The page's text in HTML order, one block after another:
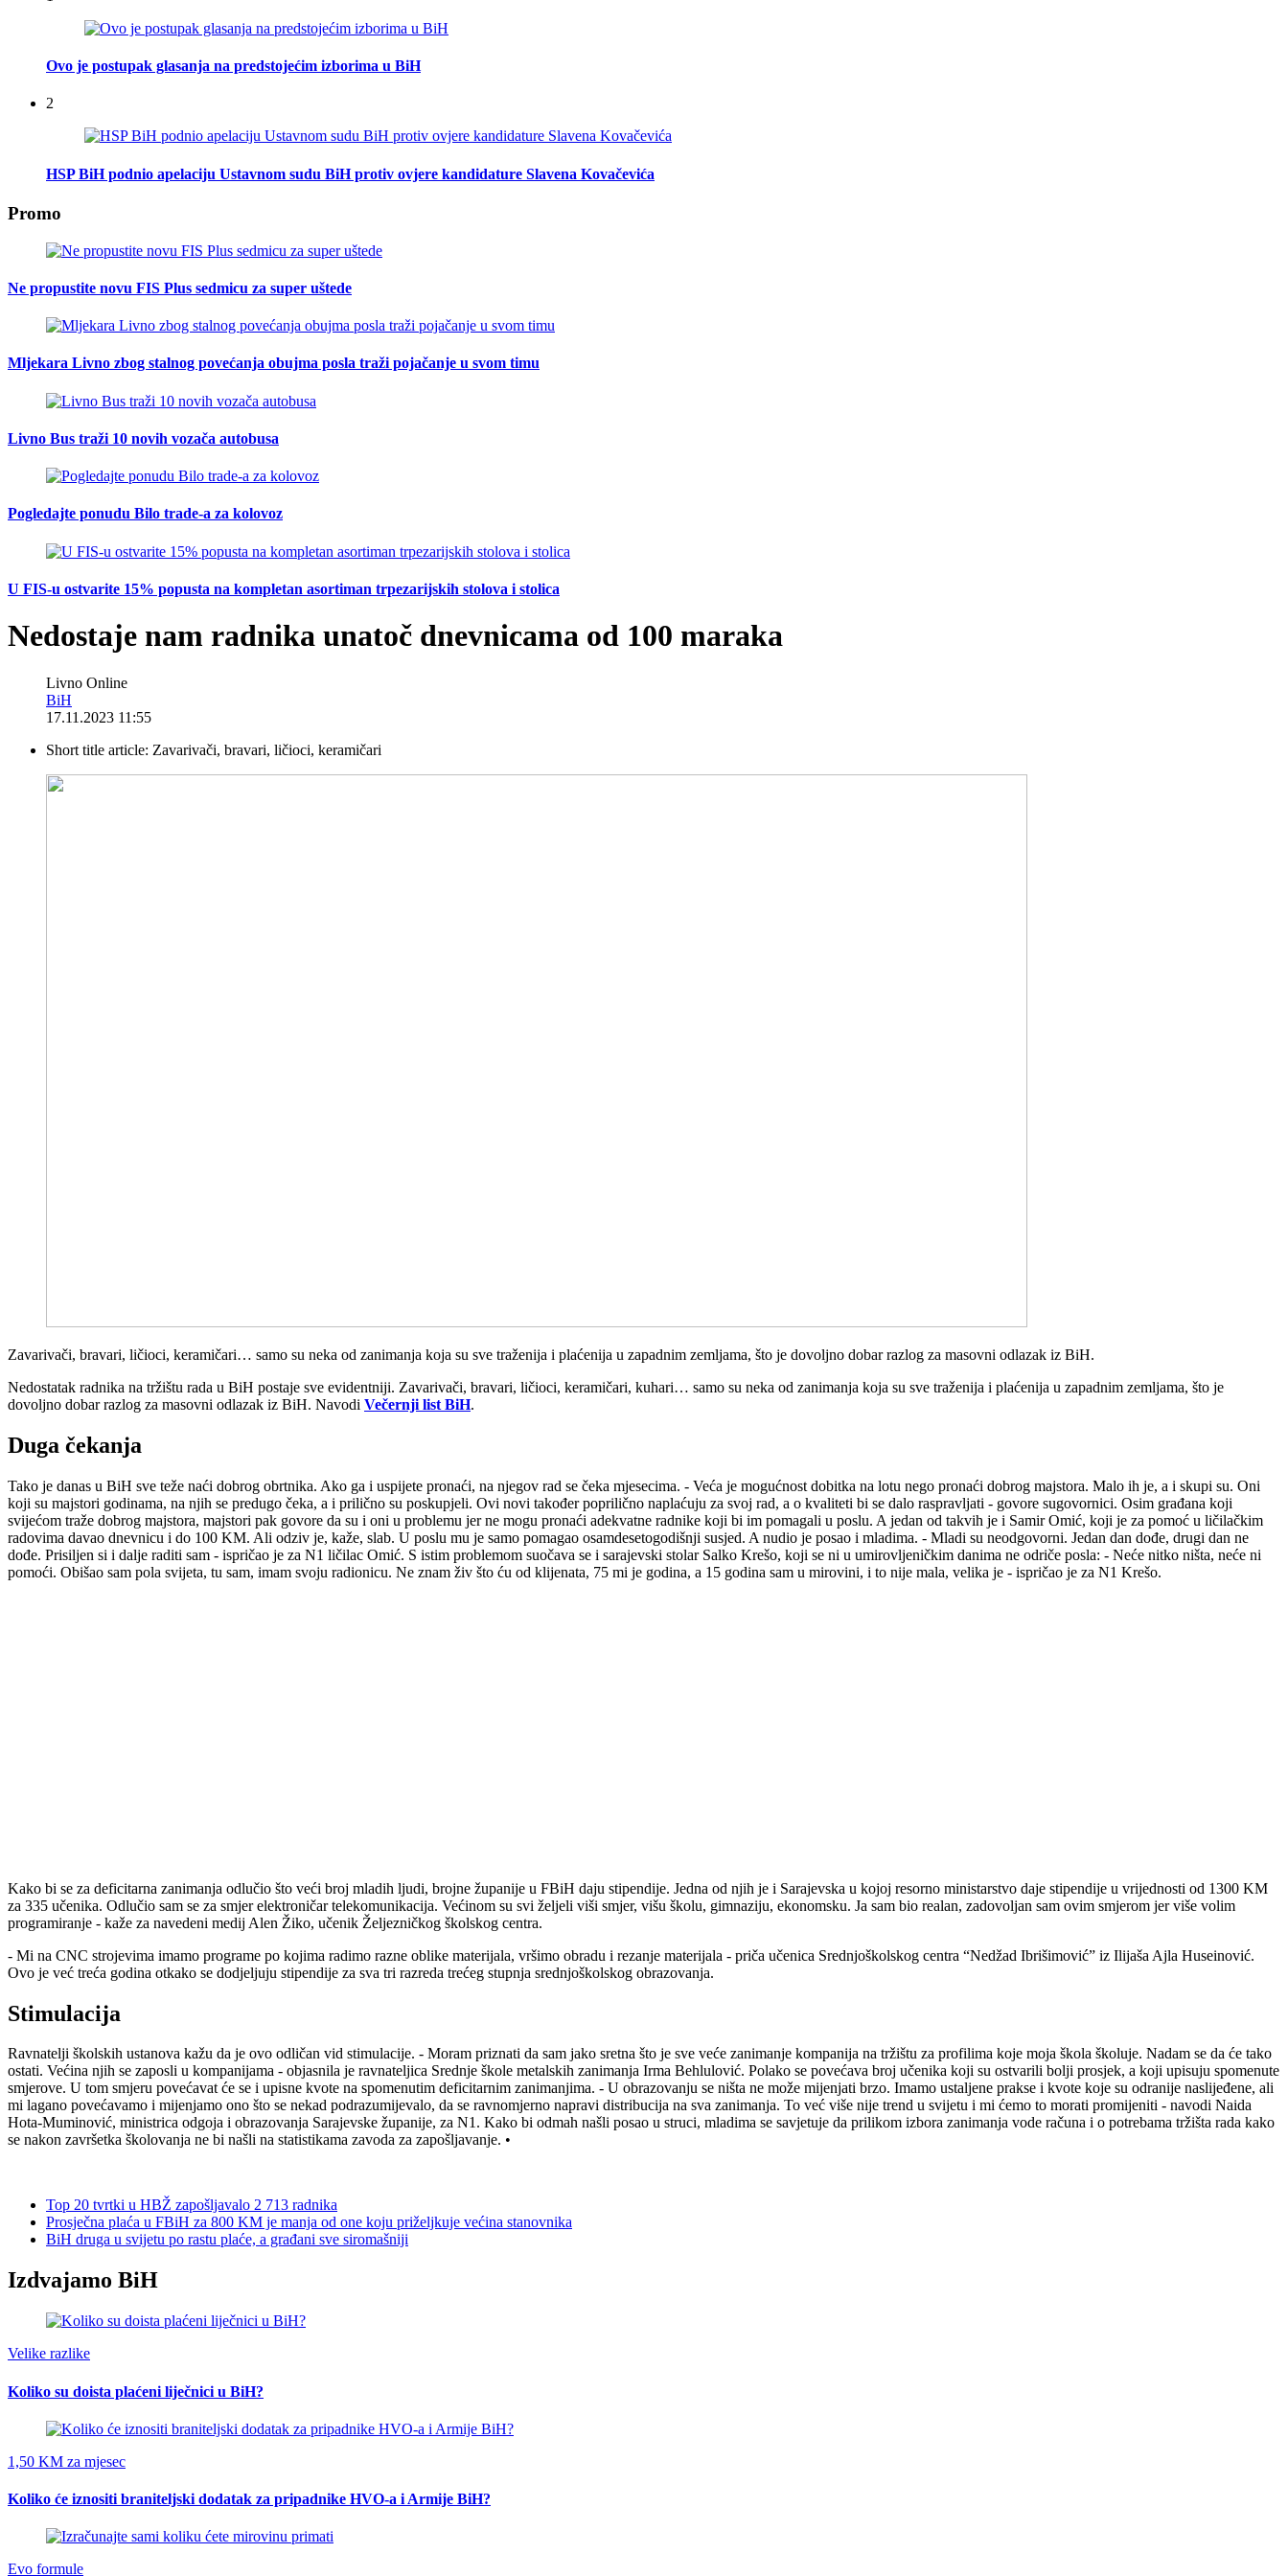
Ovo je postupak glasanja na predstojećim izborima u BiH
2
HSP BiH podnio apelaciju Ustavnom sudu BiH protiv ovjere kandidature Slavena Kovačevića
Promo
Ne propustite novu FIS Plus sedmicu za super uštede
Mljekara Livno zbog stalnog povećanja obujma posla traži pojačanje u svom timu
Livno Bus traži 10 novih vozača autobusa
Pogledajte ponudu Bilo trade-a za kolovoz
U FIS-u ostvarite 15% popusta na kompletan asortiman trpezarijskih stolova i stolica
Nedostaje nam radnika unatoč dnevnicama od 100 maraka
Livno Online
BiH
17.11.2023 11:55
Short title article: Zavarivači, bravari, ličioci, keramičari
Zavarivači, bravari, ličioci, keramičari… samo su neka od zanimanja koja su sve traženija i plaćenija u zapadnim zemljama, što je dovoljno dobar razlog za masovni odlazak iz BiH.
Nedostatak radnika na tržištu rada u BiH postaje sve evidentniji. Zavarivači, bravari, ličioci, keramičari, kuhari… samo su neka od zanimanja koja su sve traženija i plaćenija u zapadnim zemljama, što je
dovoljno dobar razlog za masovni odlazak iz BiH. Navodi Večernji list BiH.
Duga čekanja
Tako je danas u BiH sve teže naći dobrog obrtnika. Ako ga i uspijete pronaći, na njegov rad se čeka mjesecima. - Veća je mogućnost dobitka na lotu nego pronaći dobrog majstora. Malo ih je, a i skupi su. Oni
koji su majstori godinama, na njih se predugo čeka, a i prilično su poskupjeli. Ovi novi također poprilično naplaćuju za svoj rad, a o kvaliteti bi se dalo raspravljati - govore sugovornici. Osim građana koji
svijećom traže dobrog majstora, majstori pak govore da su i oni u problemu jer ne mogu pronaći adekvatne radnike koji bi im pomagali u poslu. A jedan od takvih je i Samir Omić, koji je za pomoć u ličilačkim
radovima davao dnevnicu i do 100 KM. Ali odziv je, kaže, slab. U poslu mu je samo pomagao osamdesetogodišnji susjed. A nudio je posao i mladima. - Mladi su neodgovorni. Jedan dan dođe, drugi dan ne
dođe. Prisiljen si i dalje raditi sam - ispričao je za N1 ličilac Omić. S istim problemom suočava se i sarajevski stolar Salko Krešo, koji se ni u umirovljeničkim danima ne odriče posla: - Neće nitko ništa, neće ni
pomoći. Obišao sam pola svijeta, tu sam, imam svoju radionicu. Ne znam živ što ću od klijenata, 75 mi je godina, a 15 godina sam u mirovini, i to nije mala, velika je - ispričao je za N1 Krešo.
Kako bi se za deficitarna zanimanja odlučio što veći broj mladih ljudi, brojne županije u FBiH daju stipendije. Jedna od njih je i Sarajevska u kojoj resorno ministarstvo daje stipendije u vrijednosti od 1300 KM
za 335 učenika. Odlučio sam se za smjer elektroničar telekomunikacija. Većinom su svi željeli viši smjer, višu školu, gimnaziju, ekonomsku. Ja sam bio realan, zadovoljan sam ovim smjerom jer više volim
programiranje - kaže za navedeni medij Alen Žiko, učenik Željezničkog školskog centra.
- Mi na CNC strojevima imamo programe po kojima radimo razne oblike materijala, vršimo obradu i rezanje materijala - priča učenica Srednjoškolskog centra “Nedžad Ibrišimović” iz Ilijaša Ajla Huseinović.
Ovo je već treća godina otkako se dodjeljuju stipendije za sva tri razreda trećeg stupnja srednjoškolskog obrazovanja.
Stimulacija
Ravnatelji školskih ustanova kažu da je ovo odličan vid stimulacije. - Moram priznati da sam jako sretna što je sve veće zanimanje kompanija na tržištu za profilima koje moja škola školuje. Nadam se da će tako
ostati. Većina njih se zaposli u kompanijama - objasnila je ravnateljica Srednje škole metalskih zanimanja Irma Behlulović. Polako se povećava broj učenika koji su ostvarili bolji prosjek, a koji upisuju spomenute
smjerove. U tom smjeru povećavat će se i upisne kvote na spomenutim deficitarnim zanimanjima. - U obrazovanju se ništa ne može mijenjati brzo. Imamo ustaljene prakse i kvote koje su odranije naslijeđene, ali
mi lagano povećavamo i mijenjamo ono što se nekad podrazumijevalo, da se ravnomjerno napravi distribucija na sva zanimanja. To već više nije trend u svijetu i mi ćemo to morati promijeniti - navodi Naida
Hota-Muminović, ministrica odgoja i obrazovanja Sarajevske županije, za N1. Kako bi odmah našli posao u struci, mladima se savjetuje da prilikom izbora zanimanja vode računa i o potrebama tržišta rada kako
se nakon završetka školovanja ne bi našli na statistikama zavoda za zapošljavanje. •
Top 20 tvrtki u HBŽ zapošljavalo 2 713 radnika
Prosječna plaća u FBiH za 800 KM je manja od one koju priželjkuje većina stanovnika
BiH druga u svijetu po rastu plaće, a građani sve siromašniji
Izdvajamo BiH
Velike razlike
Koliko su doista plaćeni liječnici u BiH?
1,50 KM za mjesec
Koliko će iznositi braniteljski dodatak za pripadnike HVO-a i Armije BiH?
Evo formule